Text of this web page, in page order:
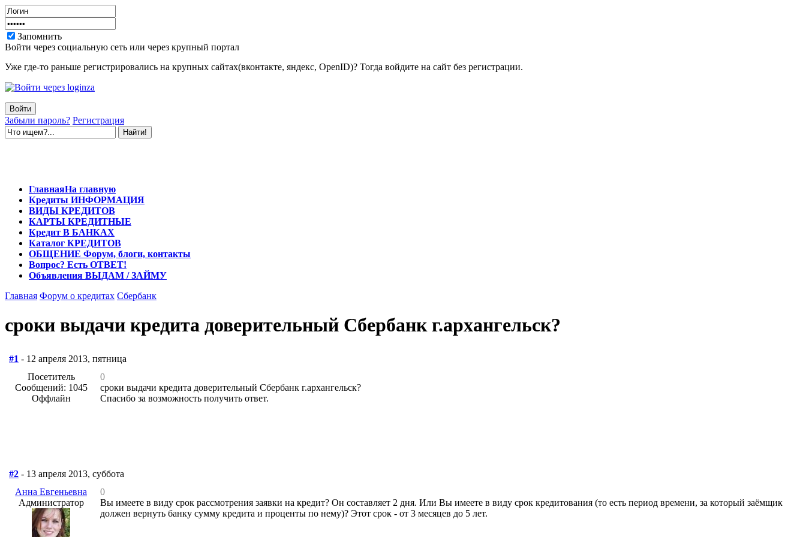
Запомнить
Войти через социальную сеть или через крупный портал
Уже где-то раньше регистрировались на крупных сайтах(вконтакте, яндекс, OpenID)? Тогда войдите на сайт без регистрации.
Забыли пароль? Регистрация
ГлавнаяНа главную
Кредиты ИНФОРМАЦИЯ
ВИДЫ КРЕДИТОВ
КАРТЫ КРЕДИТНЫЕ
Кредит В БАНКАХ
Каталог КРЕДИТОВ
ОБЩЕНИЕ Форум, блоги, контакты
Вопрос? Есть ОТВЕТ!
Объявления ВЫДАМ / ЗАЙМУ
Главная Форум о кредитах Сбербанк
сроки выдачи кредита доверительный Сбербанк г.архангельск?
#1 - 12 апреля 2013, пятница
Посетитель
Сообщений: 1045
Оффлайн
0
сроки выдачи кредита доверительный Сбербанк г.архангельск?
Спасибо за возможность получить ответ.
#2 - 13 апреля 2013, суббота
Анна Евгеньевна
Администратор
0
Вы имеете в виду срок рассмотрения заявки на кредит? Он составляет 2 дня. Или Вы имеете в виду срок кредитования (то есть период времени, за который заёмщик
должен вернуть банку сумму кредита и проценты по нему)? Этот срок - от 3 месяцев до 5 лет.